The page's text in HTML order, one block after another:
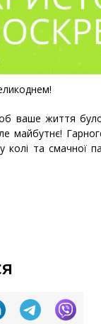
ваше життя було
майбутнє!
колі та смачної